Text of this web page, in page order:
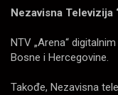
Nezavisna Televizija
NTV „Arena“
Bosne i Hercegovine.
Takođe, Nezavisna